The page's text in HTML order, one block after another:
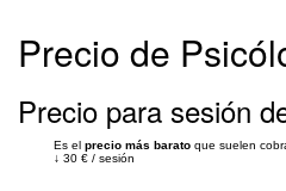
Precio de
Precio para sesión
Es el precio más barato que suelen
↓ 30 € / sesión